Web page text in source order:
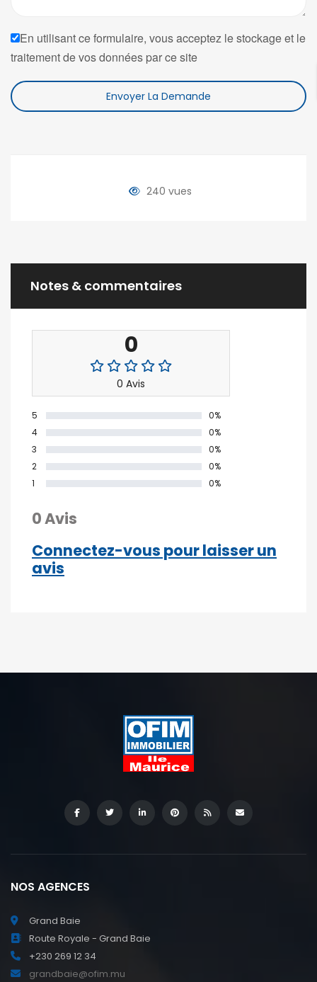
En utilisant ce formulaire, vous acceptez le stockage et le
traitement de vos données par ce site
Envoyer La Demande
240 vues
Notes & commentaires
0
0 Avis
5
0%
4
0%
3
0%
2
0%
1
0%
0 Avis
Connectez-vous pour laisser un
avis
NOS AGENCES
Grand Baie
Route Royale - Grand Baie
+230 269 12 34
grandbaie@ofim.mu